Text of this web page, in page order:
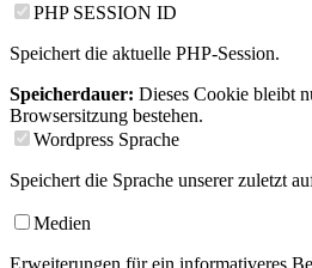
PHP SESSION ID
Speichert die aktuelle PHP-Session.
Speicherdauer: Dieses Cookie bleibt
Browsersitzung bestehen.
Wordpress Sprache
Speichert die Sprache unserer zuletzt
Medien
Erweiterungen für ein informativeres